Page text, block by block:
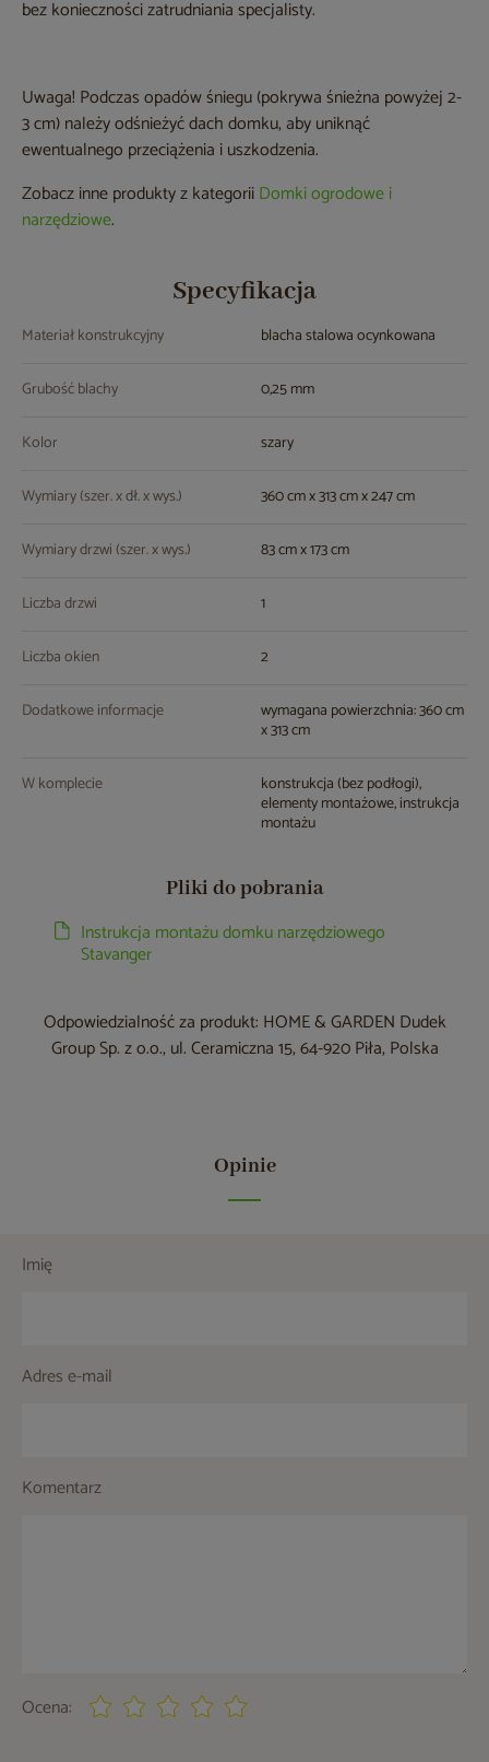
bez konieczności zatrudniania specjalisty.
Uwaga! Podczas opadów śniegu (pokrywa śnieżna powyżej 2-
3 cm) należy odśnieżyć dach domku, aby uniknąć
ewentualnego przeciążenia i uszkodzenia.
Zobacz inne produkty z kategoriiDomki ogrodowe i
narzędziowe.
Specyfikacja
Materiał konstrukcyjny blacha stalowa ocynkowana
Grubość blachy 0,25 mm
Kolor szary
Wymiary (szer. x dł. x wys.) 360 cm x 313 cm x 247 cm
Wymiary drzwi (szer. x wys.) 83 cm x 173 cm
Liczba drzwi 1
Liczba okien 2
Dodatkowe informacje wymagana powierzchnia: 360 cm
x 313 cm
W komplecie konstrukcja (bez podłogi),
elementy montażowe, instrukcja
montażu
Pliki do pobrania
Instrukcja montażu domku narzędziowego
Stavanger
Odpowiedzialność za produkt: HOME & GARDEN Dudek
Group Sp. z o.o., ul. Ceramiczna 15, 64-920 Piła, Polska
Opinie
Imię
Adres e-mail
Komentarz
Ocena: